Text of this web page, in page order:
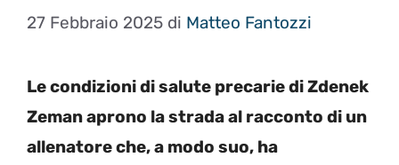
27 Febbraio 2025 di Matteo Fantozzi
Le condizioni di salute precarie di Zdenek
Zeman aprono la strada al racconto di un
allenatore che, a modo suo, ha